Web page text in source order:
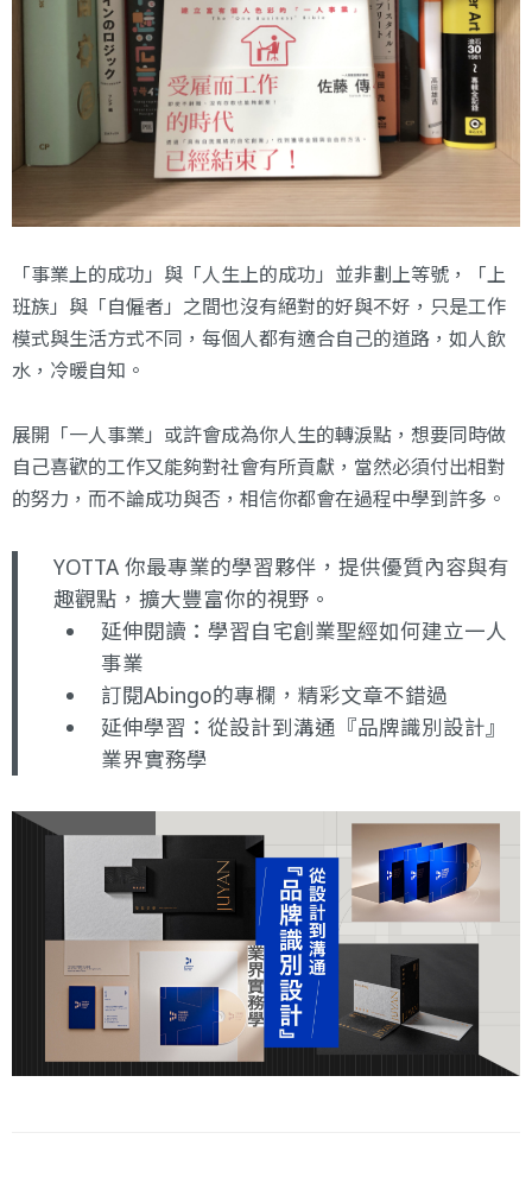
「事業上的成功」與「人生上的成功」並非劃上等號，「上
班族」與「自僱者」之間也沒有絕對的好與不好，只是工作
模式與生活方式不同，每個人都有適合自己的道路，如人飲
水，冷暖自知。
展開「一人事業」或許會成為你人生的轉淚點，想要同時做
自己喜歡的工作又能夠對社會有所貢獻，當然必須付出相對
的努力，而不論成功與否，相信你都會在過程中學到許多。
YOTTA 你最專業的學習夥伴，提供優質內容與有
趣觀點，擴大豐富你的視野。
延伸閱讀：學習自宅創業聖經如何建立一人
事業
訂閱Abingo的專欄 ，精彩文章不錯過
延伸學習： 從設計到溝通『品牌識別設計』
業界實務學